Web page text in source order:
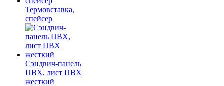
Термовставка,
спейсер
Сэндвич-панель
ПВХ, лист ПВХ
жесткий